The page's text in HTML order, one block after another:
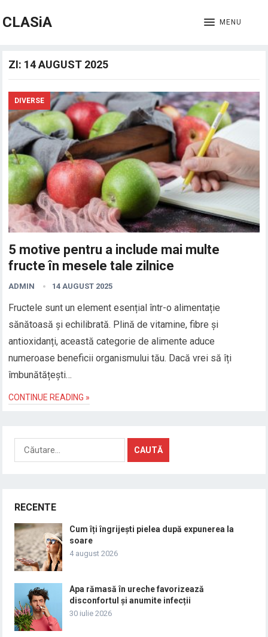
CLASiA MENU
ZI: 14 AUGUST 2025
DIVERSE
5 motive pentru a include mai multe
fructe în mesele tale zilnice
ADMIN 14 AUGUST 2025
Fructele sunt un element esențial într-o alimentație
sănătoasă și echilibrată. Plină de vitamine, fibre și
antioxidanți, această categorie de alimente aduce
numeroase beneficii organismului tău. Dacă vrei să îți
îmbunătățești…
CONTINUE READING »
Caută
după:
RECENTE
Cum îți îngrijești pielea după expunerea la
soare
4 august 2026
Apa rămasă în ureche favorizează
disconfortul și anumite infecții
30 iulie 2026